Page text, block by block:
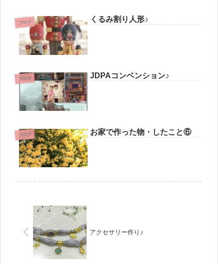
ブログ くるみ割り人形♪
ブログ JDPAコンベンション♪
ブログ お家で作った物・したこと⑥
アクセサリー作り♪